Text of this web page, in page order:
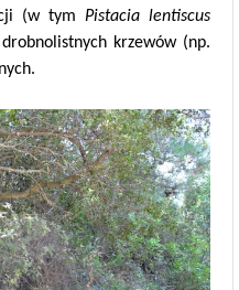
(w tym Pistacia lentiscus
krzewów (np.